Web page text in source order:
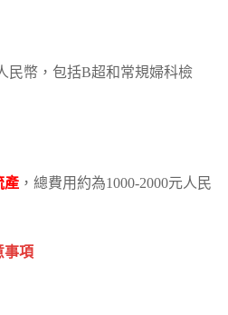
民幣，包括B超和常規婦科檢
產，總費用約為1000-2000元人民
事項